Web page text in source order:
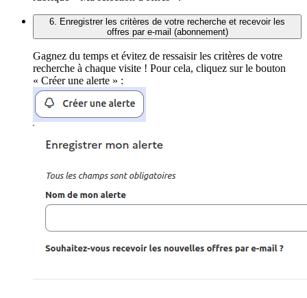
6. Enregistrer les critères de votre recherche et recevoir les
offres par e-mail (abonnement)
Gagnez du temps et évitez de ressaisir les critères de votre
recherche à chaque visite ! Pour cela, cliquez sur le bouton
« Créer une alerte » :